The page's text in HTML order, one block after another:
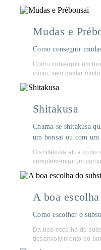
Mudas e
Como conseguir
Como conseguir um
início, sem gastar
Shitakusa
Chama-se shitakusa
um bonsai ou com um
O shitakusa atua como
complementar um
A boa
Como escolher o
Da boa escolha do
desenvolvimento do